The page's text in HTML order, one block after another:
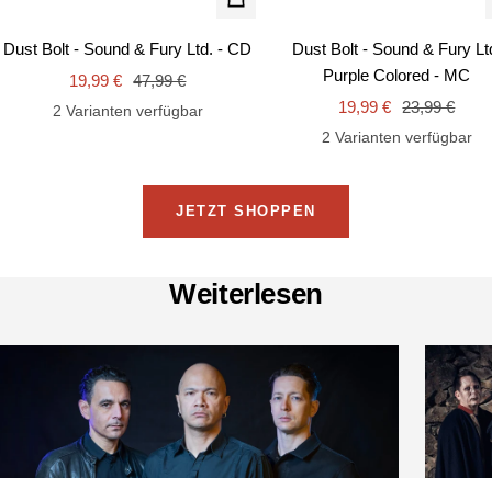
In
den
Dust Bolt - Sound & Fury Ltd. - CD
Angebotspreis
19,99 € Regulärer
Preis
47,99 €
2 Varianten verfügbar
Dust Bolt - Sound & Fury
Purple Colored - MC
Angebotspreis
19,99 € Regulärer
Preis
23,99 €
2 Varianten verfügbar
JETZT SHOPPEN
Weiterlesen